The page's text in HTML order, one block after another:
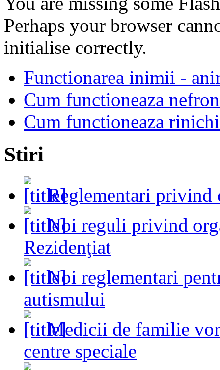
Perhaps your browser
initialise correctly.
Functionarea inimii -
Cum functioneaza
Cum functioneaza
Stiri
Reglementari privind
Noi reguli privind
Rezidenţiat
Noi reglementari
autismului
Medicii de familie vor
centre speciale